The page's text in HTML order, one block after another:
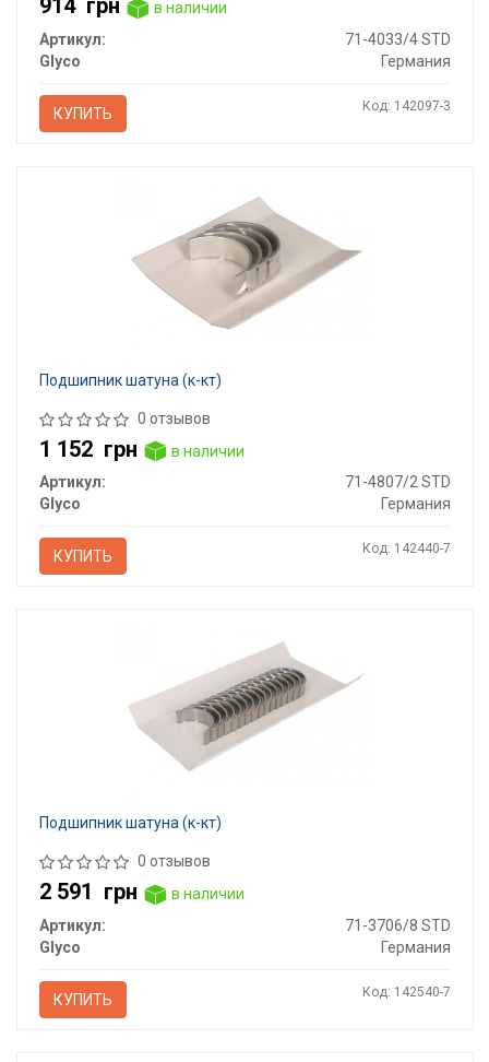
914 грн
в наличии
Артикул:
71-4033/4 STD
Glyco
Германия
КУПИТЬ Код: 142097-3
Подшипник шатуна (к-кт)
0 отзывов
1 152 грн
в наличии
Артикул:
71-4807/2 STD
Glyco
Германия
КУПИТЬ Код: 142440-7
Подшипник шатуна (к-кт)
0 отзывов
2 591 грн
в наличии
Артикул:
71-3706/8 STD
Glyco
Германия
КУПИТЬ Код: 142540-7